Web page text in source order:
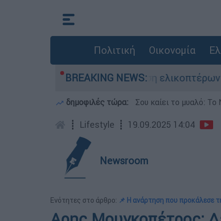
Πολιτική Οικονομία
BREAKING NEWS:
του στη σύγκρουση ελικοπτέρων
δημοφιλές τώρα: Σου καίει το μυαλό:
┋ Lifestyle ┋ 19.09.2025 14:04
Newsroom
Ενότητες στο άρθρο: 📌 Η ανάρτηση που προκάλεσε